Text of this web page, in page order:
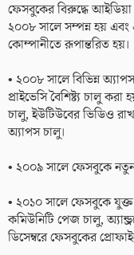
ফেসবুকের বিরুদ্ধে আইডিয়া
২০০৮ সালে সম্পন্ন হয় এবং
কোম্পানীতে রূপান্তরিত হয়।
• ২০০৮ সালে বিভিন্ন
প্রাইভেসি বৈশিষ্ট্য চালু
চালু, ইউটিউবের ভিডিও
অ্যাপস চালু।
• ২০০৯ সালে ফেসবুকে
• ২০১০ সালে ফেসবুকে
কমিউনিটি পেজ চালু,
ডিসেম্বরে ফেসবুকের